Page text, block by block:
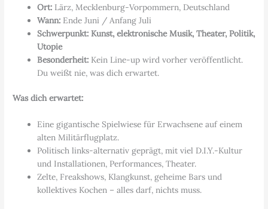
Ort: Lärz, Mecklenburg-Vorpommern, Deutschland
Wann: Ende Juni / Anfang Juli
Schwerpunkt: Kunst, elektronische Musik, Theater, Politik,
Utopie
Besonderheit: Kein Line-up wird vorher veröffentlicht.
Du weißt nie, was dich erwartet.
Was dich erwartet:
Eine gigantische Spielwiese für Erwachsene auf einem
alten Militärflugplatz.
Politisch links-alternativ geprägt, mit viel D.I.Y.-Kultur
und Installationen, Performances, Theater.
Zelte, Freakshows, Klangkunst, geheime Bars und
kollektives Kochen – alles darf, nichts muss.